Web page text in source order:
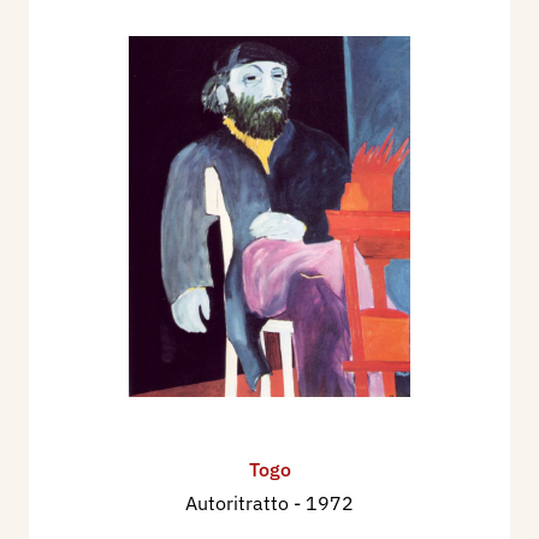
Togo
Autoritratto - 1972